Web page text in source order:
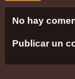
No hay
Publicar un